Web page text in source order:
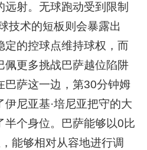
射。无球跑动受到限制
技术的短板则会暴露出
定的控球点维持球权，而
佩更多挑战巴萨越位陷阱
巴萨这一边，第30分钟姆
伊尼亚基·培尼亚把守的大
半个身位。巴萨能够以0比
能够相对从容地进行调